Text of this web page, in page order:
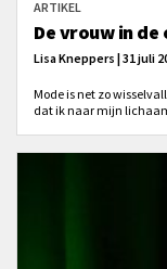
ARTIKEL
De vrouw in de
Lisa Kneppers | 31 juli
Mode is net zo
dat ik naar mijn